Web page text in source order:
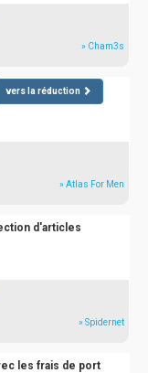
» Cham3s
vers la réduction
» Atlas For Men
d'articles
» Spidernet
les frais de port